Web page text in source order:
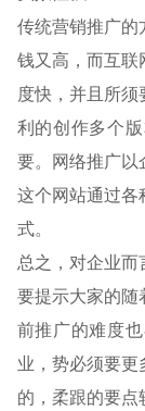
传统营销推广的
钱又高，而互联
度快，并且所
利的创作多个
要。网络推广
这个网站通过
式。
总之，对企业而
要提示大家的随
前推广的难度
业，势必须要
的，柔跟的要点